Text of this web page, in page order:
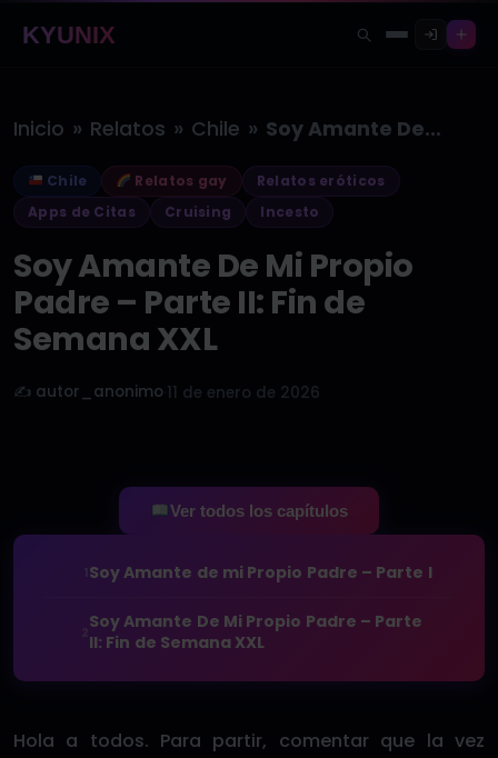
KYUNIX
Inicio » Relatos » Chile » Soy Amante De Mi Propio Padre…
Chile Relatos gay
Relatos eróticos
Apps de Citas
Cruising Incesto
Soy Amante De Mi Propio
Padre – Parte II: Fin de
Semana XXL
✍️ autor_anonimo 11 de enero de 2026
Ver todos los capítulos
Soy Amante de mi Propio Padre – Parte I
Soy Amante De Mi Propio Padre – Parte
II: Fin de Semana XXL
Hola a todos. Para partir, comentar que la vez